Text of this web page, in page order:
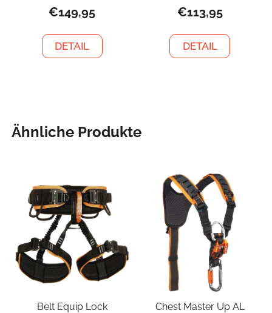
€149,95
DETAIL
€113,95
DETAIL
Ähnliche Produkte
Belt Equip Lock Chest Master Up AL